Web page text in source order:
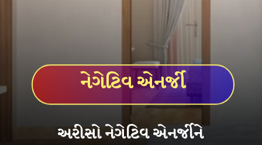
અરીસો નેગેટિવ એનર્જીને
નેગેટિવ એનર્જી